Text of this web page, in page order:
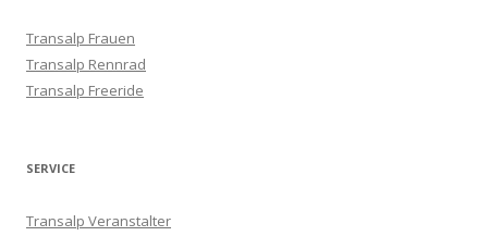
Transalp Frauen
Transalp Rennrad
Transalp Freeride
SERVICE
Transalp Veranstalter